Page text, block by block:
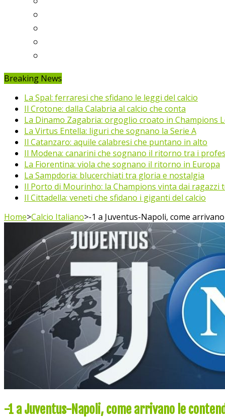
Breaking News
La Spal: ferraresi che sfidano le leggi del calcio
Il Crotone: dalla Calabria al calcio che conta
La Dinamo Zagabria: orgoglio croato in Champions
La Virtus Entella: liguri che sognano la Serie A
Il Catanzaro: aquile calabresi che puntano in alto
Il Modena: canarini che sognano il ritorno tra i
La Fiorentina: viola che sognano il ritorno in Europa
La Sampdoria: blucerchiati tra gloria e nostalgia
Il Porto di Mourinho: la Champions vinta dai ragazzi
Il Cittadella: veneti che sfidano i giganti del calcio
Home>Calcio Italiano>-1 a Juventus-Napoli, come
-1 a Juventus-Napoli, come arrivano le